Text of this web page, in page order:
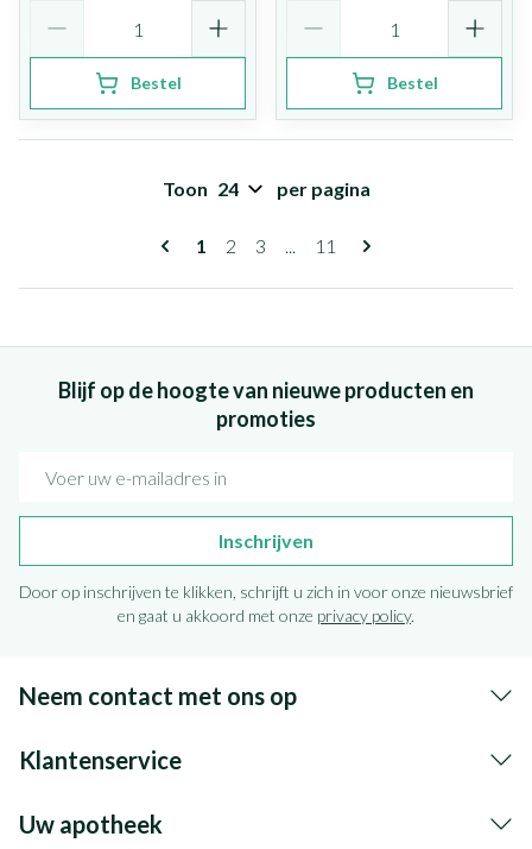
Bestel Bestel
Pagina's
U lees momenteel pagina
1 Pagina
2 Pagina
3 ... Pagina
11
Toon per pagina
Blijf op de hoogte van nieuwe producten en
promoties
Inschrijven
Door op inschrijven te klikken, schrijft u zich in voor onze nieuwsbrief
en gaat u akkoord met onze privacy policy.
Neem contact met ons op
Klantenservice
Uw apotheek